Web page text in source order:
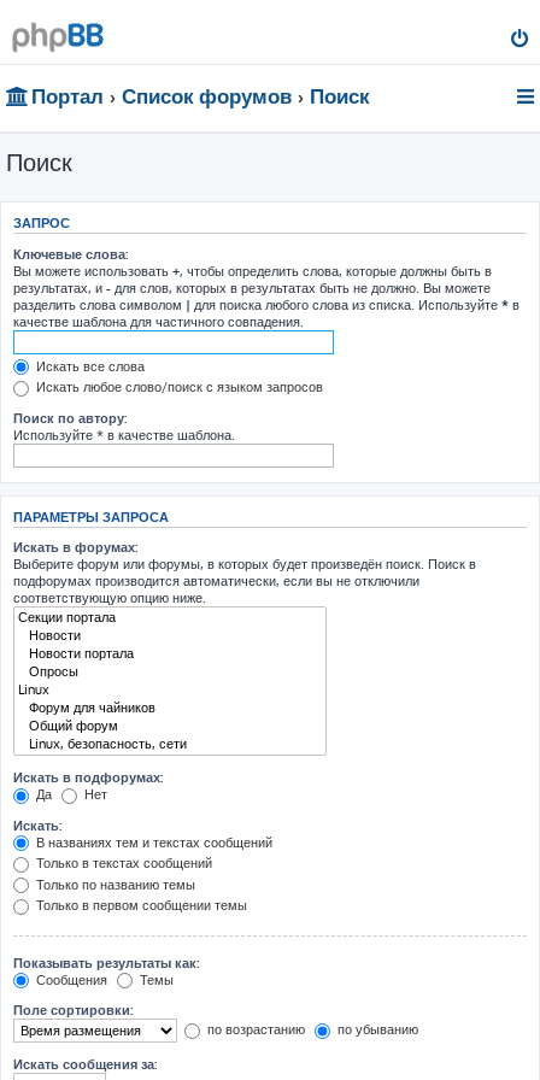
Портал Список форумов Поиск
Поиск
ЗАПРОС
Ключевые слова:
Вы можете использовать +, чтобы определить слова, которые должны быть в
результатах, и - для слов, которых в результатах быть не должно. Вы можете
разделить слова символом | для поиска любого слова из списка. Используйте * в
качестве шаблона для частичного совпадения.
Искать все слова
Искать любое слово/поиск с языком запросов
Поиск по автору:
Используйте * в качестве шаблона.
ПАРАМЕТРЫ ЗАПРОСА
Искать в форумах:
Выберите форум или форумы, в которых будет произведён поиск. Поиск в
подфорумах производится автоматически, если вы не отключили
соответствующую опцию ниже.
Искать в подфорумах:
Да
Нет
Искать:
В названиях тем и текстах сообщений
Только в текстах сообщений
Только по названию темы
Только в первом сообщении темы
Показывать результаты как:
Сообщения
Темы
Поле сортировки:
по возрастанию
по убыванию
Искать сообщения за: